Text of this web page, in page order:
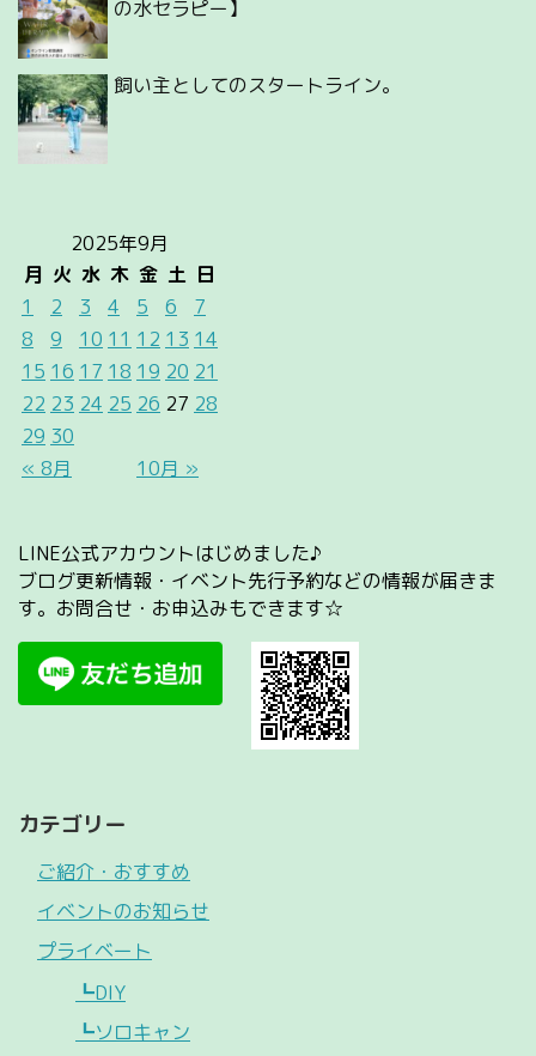
の水セラピー】
飼い主としてのスタートライン。
2025年9月
月 火 水 木 金 土 日
« 8月 10月 »
1 2 3 4 5 6
7
8
9 10 11 12 13 14
15 16 17 18 19 20 21
22 23 24 25 26 27 28
29 30
LINE公式アカウントはじめました♪
ブログ更新情報・イベント先行予約などの情報が届きま
す。お問合せ・お申込みもできます☆
カテゴリー
ご紹介・おすすめ
イベントのお知らせ
プライベート
┗DIY
┗ソロキャン